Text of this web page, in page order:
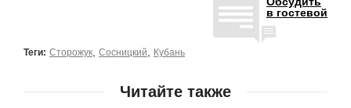
в гостевой
Теги: Сторожук Сосницкий Кубань
Читайте также